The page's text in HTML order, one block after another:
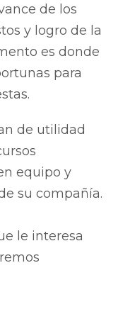
de los
y logro de la
es donde
para
de utilidad
equipo y
su compañía.
le interesa